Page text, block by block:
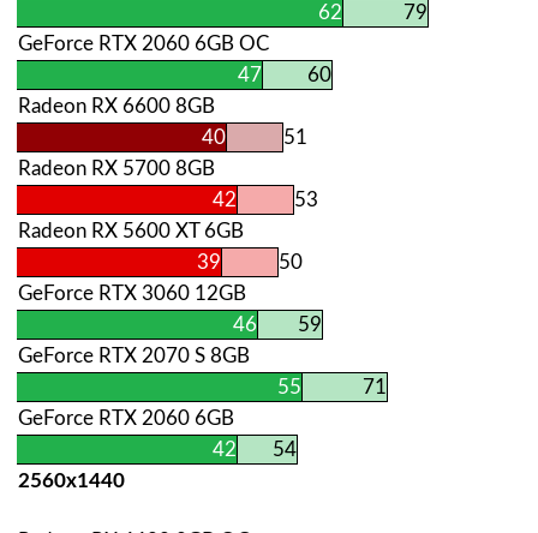
62
79
GeForce RTX 2060 6GB OC
47
60
Radeon RX 6600 8GB
40
51
Radeon RX 5700 8GB
42
53
Radeon RX 5600 XT 6GB
39
50
GeForce RTX 3060 12GB
46
59
GeForce RTX 2070 S 8GB
55
71
GeForce RTX 2060 6GB
42
54
2560х1440